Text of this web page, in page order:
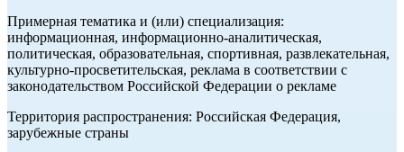
Примерная тематика и (или) специализация:
информационная, информационно-аналитическая,
политическая, образовательная, спортивная, развлекательная,
культурно-просветительская, реклама в соответствии с
законодательством Российской Федерации о рекламе
Территория распространения: Российская Федерация,
зарубежные страны